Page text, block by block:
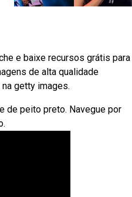
e baixe recursos grátis para
de alta qualidade
getty images.
de peito preto. Navegue por